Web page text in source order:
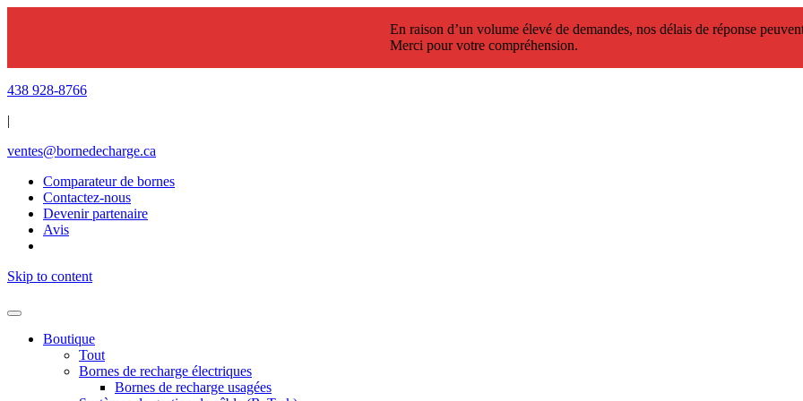
En raison d’un volume élevé de demandes, nos délais de réponse
Merci pour votre compréhension.
438 928-8766
|
ventes@bornedecharge.ca
Comparateur de bornes
Contactez-nous
Devenir partenaire
Avis
Skip to content
Boutique
Tout
Bornes de recharge électriques
Bornes de recharge usagées